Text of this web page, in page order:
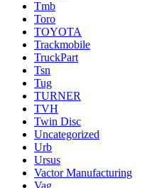
Tmb
Toro
TOYOTA
Trackmobile
TruckPart
Tsn
Tug
TURNER
TVH
Twin Disc
Uncategorized
Urb
Ursus
Vactor Manufacturing
Vag